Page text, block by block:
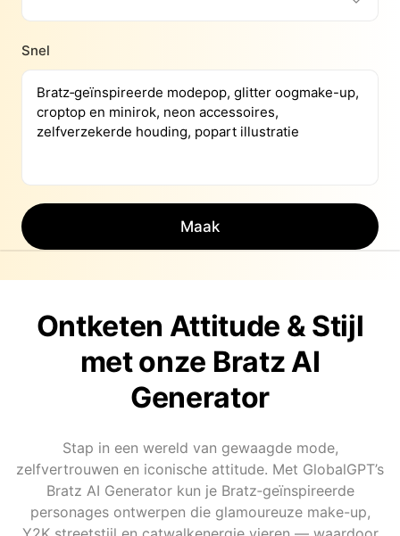
Snel
Maak
Ontketen Attitude & Stijl
met onze Bratz AI
Generator
Stap in een wereld van gewaagde mode,
zelfvertrouwen en iconische attitude. Met GlobalGPT’s
Bratz AI Generator kun je Bratz‑geïnspireerde
personages ontwerpen die glamoureuze make-up,